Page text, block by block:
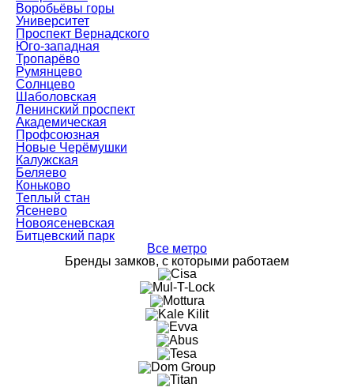
Воробьёвы горы
Университет
Проспект Вернадского
Юго-западная
Тропарёво
Румянцево
Солнцево
Шаболовская
Ленинский проспект
Академическая
Профсоюзная
Новые Черёмушки
Калужская
Беляево
Коньково
Теплый стан
Ясенево
Новоясеневская
Битцевский парк
Все метро
Бренды замков, с которыми работаем